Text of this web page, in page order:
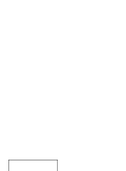
NAZWA